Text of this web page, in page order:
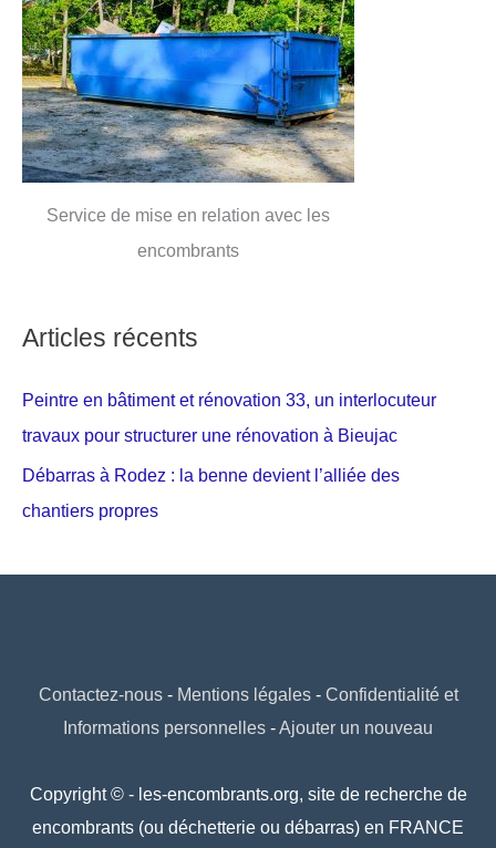
Service de mise en relation avec les
encombrants
Articles récents
Peintre en bâtiment et rénovation 33, un interlocuteur
travaux pour structurer une rénovation à Bieujac
Débarras à Rodez : la benne devient l’alliée des
chantiers propres
Contactez-nous- Mentions légales- Confidentialité et
Informations personnelles -Ajouter un nouveau
Copyright © - les-encombrants.org, site de recherche de
encombrants (ou déchetterie ou débarras) en FRANCE